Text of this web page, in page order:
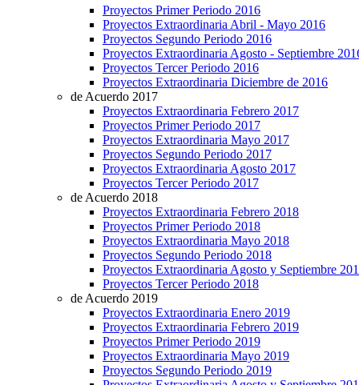
Proyectos Primer Periodo 2016
Proyectos Extraordinaria Abril - Mayo 2016
Proyectos Segundo Periodo 2016
Proyectos Extraordinaria Agosto - Septiembre
Proyectos Tercer Periodo 2016
Proyectos Extraordinaria Diciembre de 2016
de Acuerdo 2017
Proyectos Extraordinaria Febrero 2017
Proyectos Primer Periodo 2017
Proyectos Extraordinaria Mayo 2017
Proyectos Segundo Periodo 2017
Proyectos Extraordinaria Agosto 2017
Proyectos Tercer Periodo 2017
de Acuerdo 2018
Proyectos Extraordinaria Febrero 2018
Proyectos Primer Periodo 2018
Proyectos Extraordinaria Mayo 2018
Proyectos Segundo Periodo 2018
Proyectos Extraordinaria Agosto y Septiembre
Proyectos Tercer Periodo 2018
de Acuerdo 2019
Proyectos Extraordinaria Enero 2019
Proyectos Extraordinaria Febrero 2019
Proyectos Primer Periodo 2019
Proyectos Extraordinaria Mayo 2019
Proyectos Segundo Periodo 2019